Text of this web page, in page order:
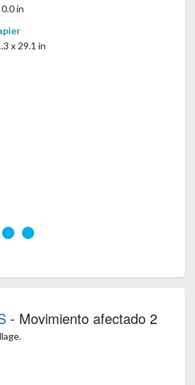
in
x 29.1 in
- Movimiento afectado 2